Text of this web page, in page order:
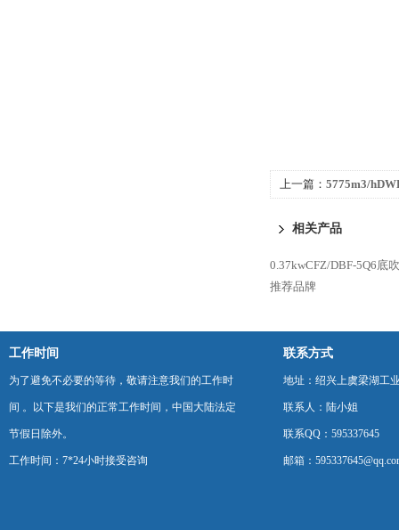
上一篇： 5775m3/
相关产品
0.37kwCFZ/DBF-5Q6底
推荐品牌
工作时间
为了避免不必要的等待，敬请注意我们的工作时
间 。以下是我们的正常工作时间，中国大陆法定
节假日除外。
工作时间：7*24小时接受咨询
联系方式
地址：绍兴上虞梁湖工
联系人：陆小姐
联系QQ：595337645
邮箱：